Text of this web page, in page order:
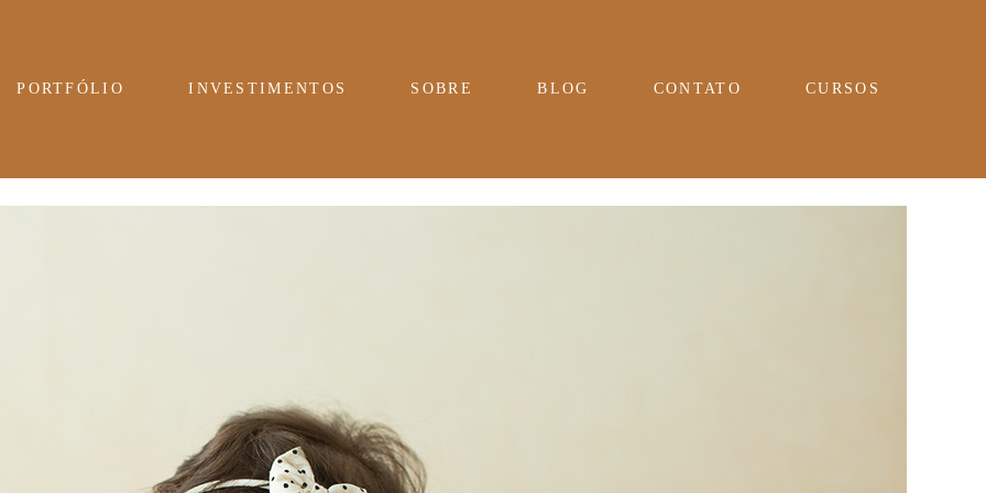
PORTFÓLIO INVESTIMENTOS SOBRE BLOG CONTATO CURSOS